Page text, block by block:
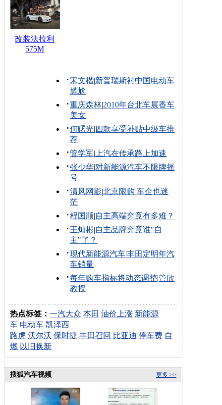
改装法拉利
575M
宋文楷|新普瑞斯衬中国电动车
尴尬
重庆森林|2010年台北车展香车
美女
何曙光| 四款享受补贴中级车推
荐
管学军| 上汽在传承路上加速
张少华|对新能源汽车不限牌摇
号
清风网影|北京限购 车企也迷
茫
程国顺|自主高端究竟有多难？
王灿彬|自主品牌究竟谁"自
主"了？
现代新能源汽车|丰田定明年汽
车销量
每年购车指标将动态调整|管欣
教授
热点标签：一汽大众 本田 油价上涨 新能源
车 电动车 凯泽西
路虎 沃尔沃 保时捷 丰田召回 比亚迪 停车费 自
燃 以旧换新
更多 >>
搜狐汽车视频